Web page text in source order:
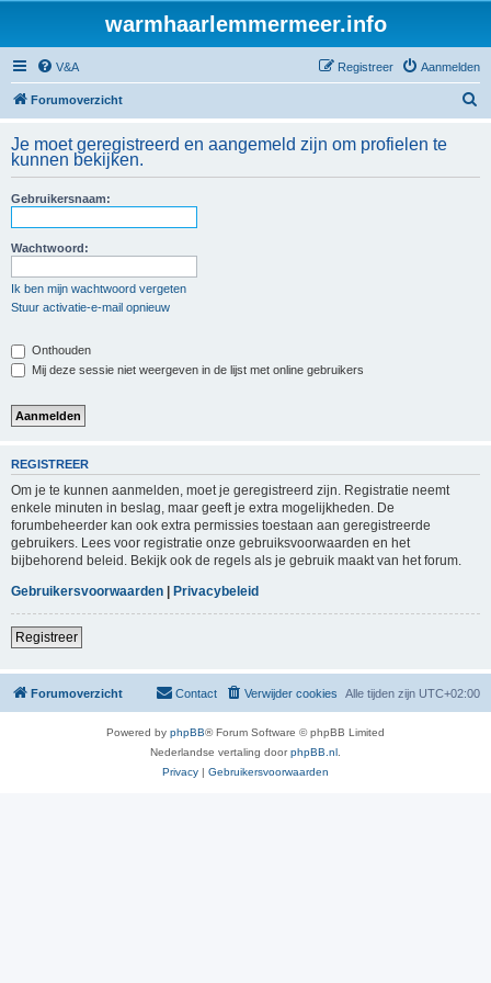
warmhaarlemmermeer.info
V&A Aanmelden
Registreer
Forumoverzicht
k
Je moet geregistreerd en aangemeld zijn om profielen te
kunnen bekijken.
Gebruikersnaam:
Wachtwoord:
Ik ben mijn wachtwoord vergeten
Stuur activatie-e-mail opnieuw
Onthouden
Mij deze sessie niet weergeven in de lijst met online gebruikers
REGISTREER
Om je te kunnen aanmelden, moet je geregistreerd zijn. Registratie neemt
enkele minuten in beslag, maar geeft je extra mogelijkheden. De
forumbeheerder kan ook extra permissies toestaan aan geregistreerde
gebruikers. Lees voor registratie onze gebruiksvoorwaarden en het
bijbehorend beleid. Bekijk ook de regels als je gebruik maakt van het forum.
Gebruikersvoorwaarden | Privacybeleid
Registreer
Forumoverzicht Alle tijden zijn UTC+02:00
Verwijder cookies
Contact
Powered by phpBB® Forum Software © phpBB Limited
Nederlandse vertaling doorphpBB.nl
Privacy | Gebruikersvoorwaarden